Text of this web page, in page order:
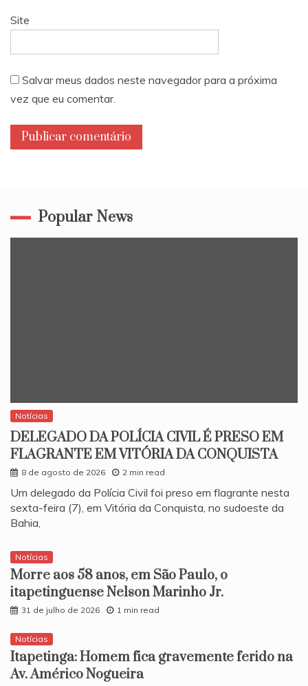
Site
Salvar meus dados neste navegador para a próxima
vez que eu comentar.
Popular News
Notícias
DELEGADO DA POLÍCIA CIVIL É PRESO EM
FLAGRANTE EM VITÓRIA DA CONQUISTA
8 de agosto de 2026 2 min read
​Um delegado da Polícia Civil foi preso em flagrante nesta
sexta-feira (7), em Vitória da Conquista, no sudoeste da
Bahia,
Notícias
Morre aos 58 anos, em São Paulo, o
itapetinguense Nelson Marinho Jr.
31 de julho de 2026 1 min read
Notícias
Itapetinga: Homem fica gravemente ferido na
Av. Américo Nogueira